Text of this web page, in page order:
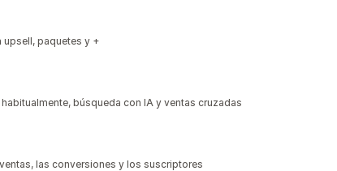
upsell, paquetes y +
búsqueda con IA y ventas cruzadas
las conversiones y los suscriptores